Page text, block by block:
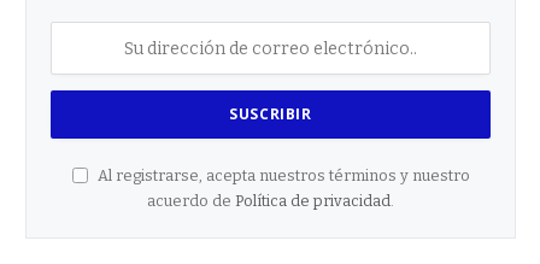
Al registrarse, acepta nuestros términos y nuestro
acuerdo de Política de privacidad.